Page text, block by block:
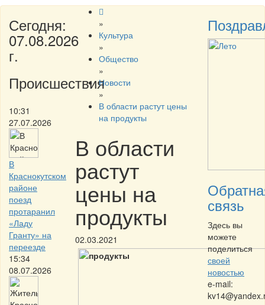
Сегодня:
07.08.2026
г.
Происшествия
10:31
27.07.2026
В
Краснокутском
районе
поезд
протаранил
«Ладу
Гранту» на
переезде
15:34
08.07.2026
»
Культура
»
Общество
»
Новости
»
В области растут цены
на продукты
В области
растут
цены на
продукты
02.03.2021
связь
Здесь вы
можете
поделиться
своей
новостью
e-mail: